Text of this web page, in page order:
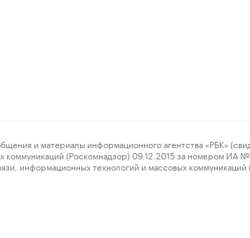
материалы информационного агентства «РБК»
(Роскомнадзор) 09.12.2015 за номером ИА
информационных технологий и массовых